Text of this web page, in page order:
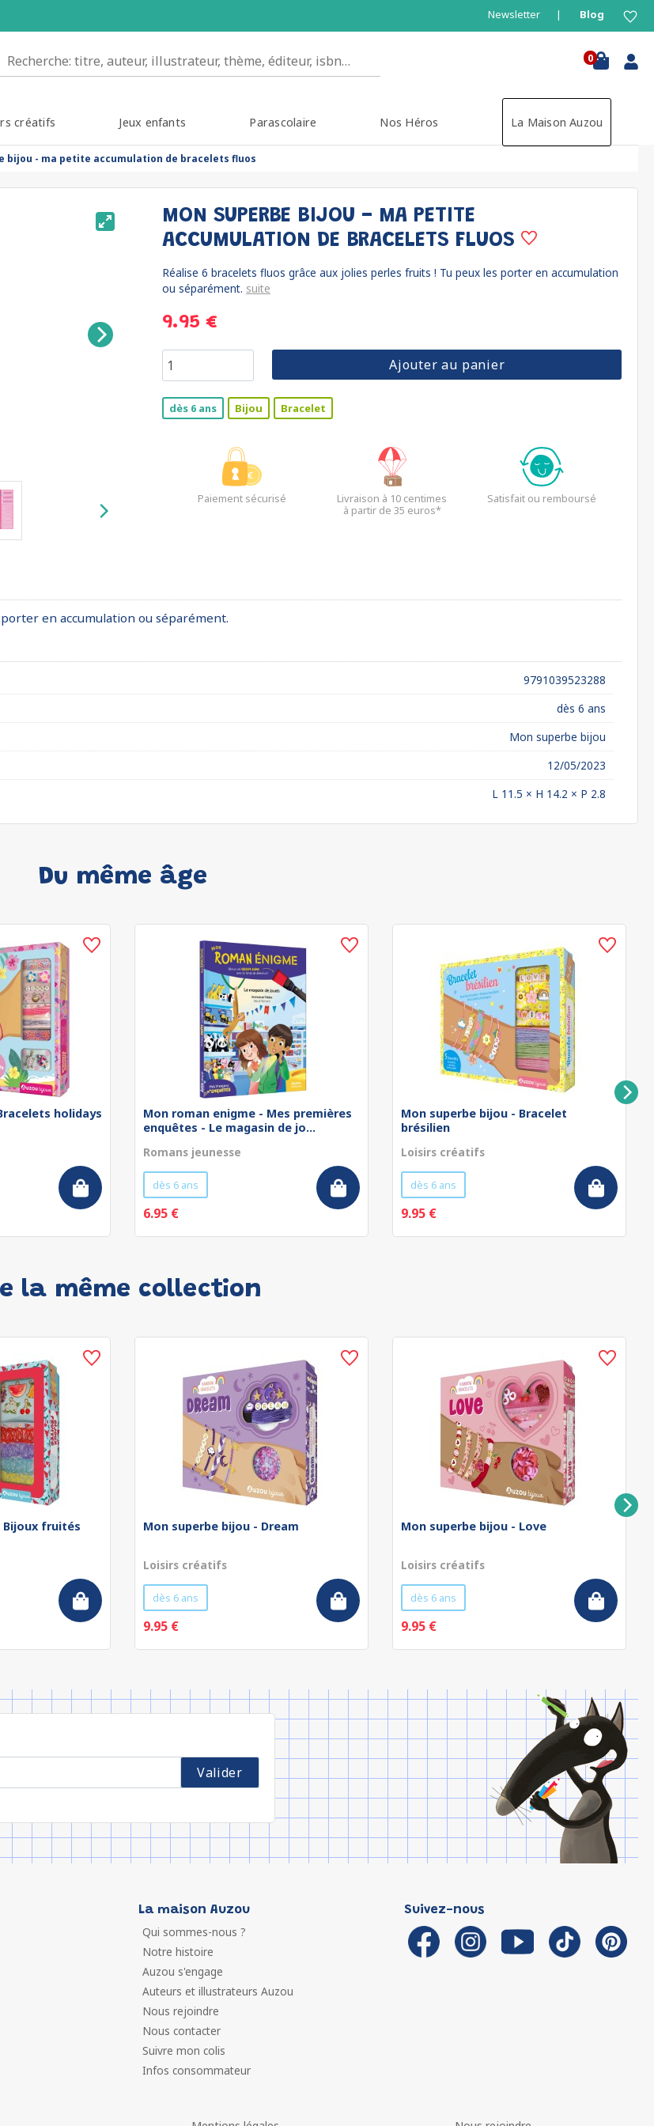
Newsletter Blog
0
créatifs Jeux enfants Parascolaire Nos Héros La Maison Auzou
bijou - ma petite accumulation de bracelets fluos
MON SUPERBE BIJOU - MA PETITE
ACCUMULATION DE BRACELETS FLUOS
Réalise 6 bracelets fluos grâce aux jolies perles fruits ! Tu peux les porter en accumulation
ou séparément. suite
9.95 €
Ajouter au panier
dès 6 ans Bijou Bracelet
Paiement sécurisé
Livraison à 10 centimes
à partir de 35 euros*
Satisfait ou remboursé
en accumulation ou séparément.
9791039523288
dès 6 ans
Mon superbe bijou
12/05/2023
L 11.5 × H 14.2 × P 2.8
Du même âge
holidays
Mon roman enigme - Mes premières
enquêtes - Le magasin de jo...
Romans jeunesse
dès 6 ans
6.95 €
Mon superbe bijou - Bracelet
brésilien
Loisirs créatifs
dès 6 ans
9.95 €
la même collection
Bijoux fruités Mon superbe bijou - Dream
Loisirs créatifs
dès 6 ans
9.95 €
Mon superbe bijou - Love
Loisirs créatifs
dès 6 ans
9.95 €
La maison Auzou
Qui sommes-nous ?
Notre histoire
Auzou s'engage
Auteurs et illustrateurs Auzou
Nous rejoindre
Nous contacter
Suivre mon colis
Infos consommateur
Suivez-nous